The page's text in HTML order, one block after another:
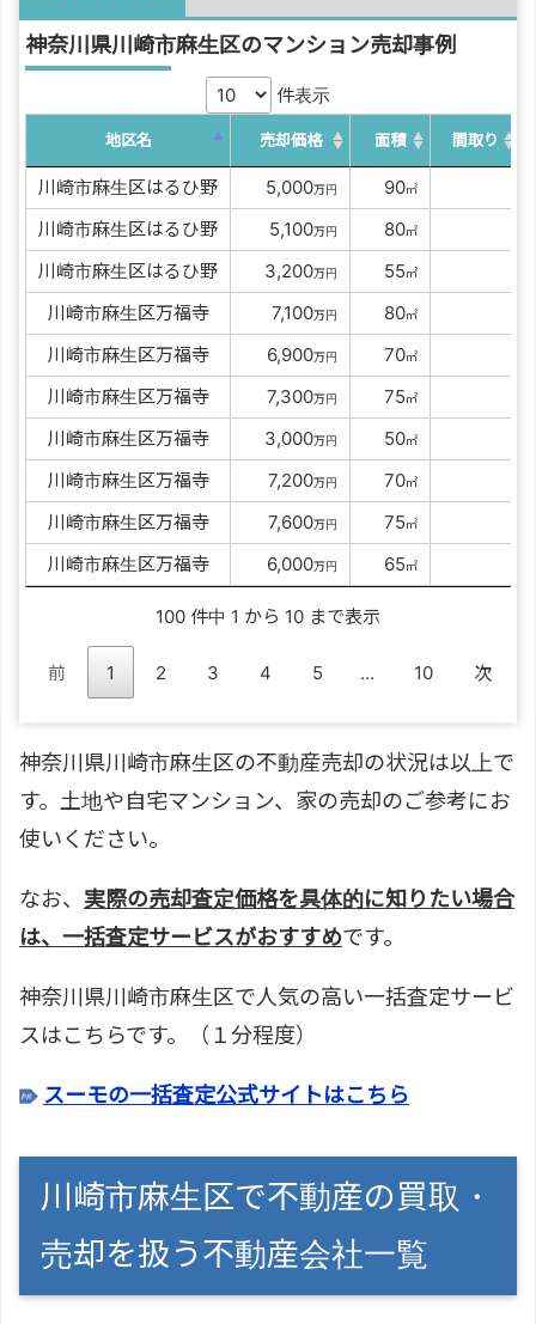
神奈川県川崎市麻生区のマンション売却事例
件表示
地区名 売却価格 面積 間取り
川崎市麻生区はるひ野 5,000万円 90㎡
川崎市麻生区はるひ野 5,100万円 80㎡
川崎市麻生区はるひ野 3,200万円 55㎡
川崎市麻生区万福寺 7,100万円 80㎡
川崎市麻生区万福寺 6,900万円 70㎡
川崎市麻生区万福寺 7,300万円 75㎡
川崎市麻生区万福寺 3,000万円 50㎡
川崎市麻生区万福寺 7,200万円 70㎡
川崎市麻生区万福寺 7,600万円 75㎡
川崎市麻生区万福寺 6,000万円 65㎡
100 件中 1 から 10 まで表示
前 1 2 3 4 5 … 10 次
神奈川県川崎市麻生区の不動産売却の状況は以上で
す。土地や自宅マンション、家の売却のご参考にお
使いください。
なお、 実際の売却査定価格を具体的に知りたい場合
は、一括査定サービスがおすすめです。
神奈川県川崎市麻生区で人気の高い一括査定サービ
スはこちらです。（１分程度）
スーモの一括査定公式サイトはこちら
川崎市麻生区で不動産の買取・
売却を扱う不動産会社一覧